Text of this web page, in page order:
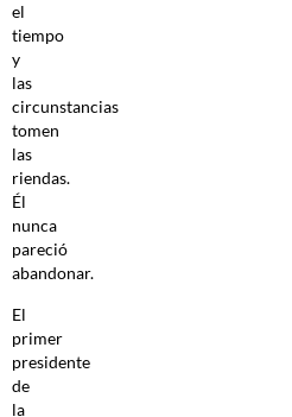
el
tiempo
y
las
circunstancias
tomen
las
riendas.
Él
nunca
pareció
abandonar.
El
primer
presidente
de
la